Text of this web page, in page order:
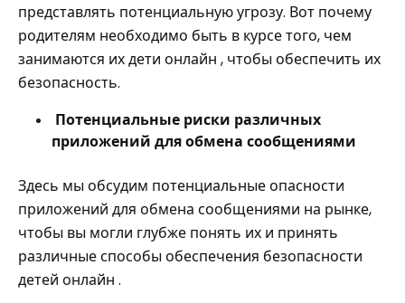
представлять потенциальную угрозу. Вот почему
родителям необходимо быть в курсе того, чем
занимаются их дети онлайн , чтобы обеспечить их
безопасность.
Потенциальные риски различных
приложений для обмена сообщениями
Здесь мы обсудим потенциальные опасности
приложений для обмена сообщениями на рынке,
чтобы вы могли глубже понять их и принять
различные способы обеспечения безопасности
детей онлайн .